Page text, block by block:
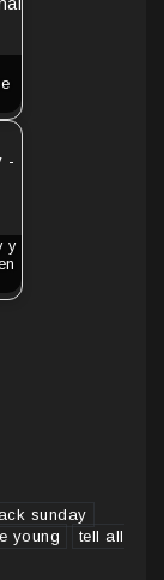
y
sunday
young
tell all